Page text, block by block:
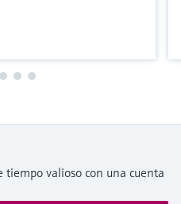
valioso con una cuenta